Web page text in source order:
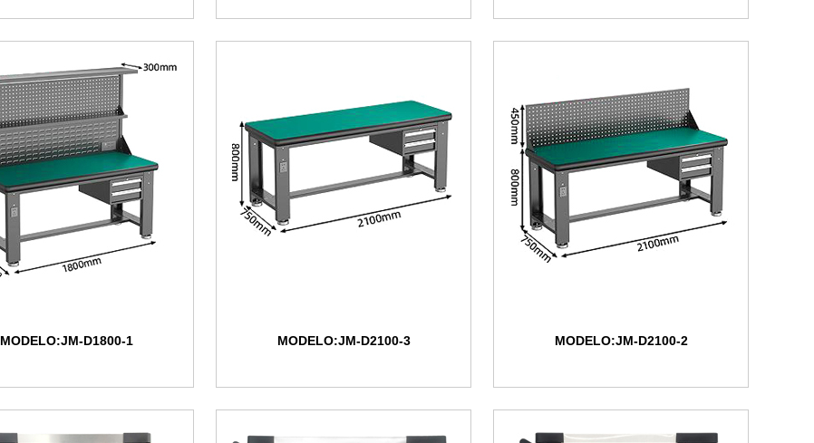
MODELO:JM-D1800-1 MODELO:JM-D2100-3 MODELO:JM-D2100-2